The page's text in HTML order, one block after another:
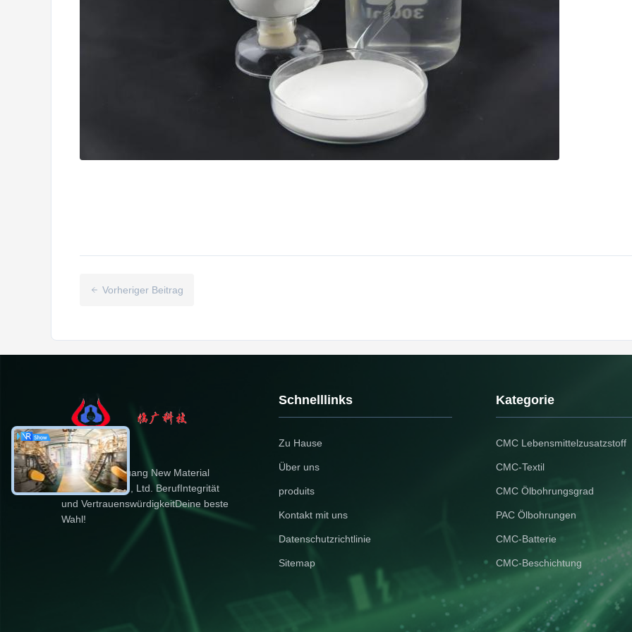
Vorheriger Beitrag
Dongying Linguang New Material
Technology Co., Ltd. BerufIntegrität
und VertrauenswürdigkeitDeine beste
Wahl!
Schnelllinks
Zu Hause
Über uns
produits
Kontakt mit uns
Datenschutzrichtlinie
Sitemap
Kategorie
CMC Lebensmittelzusatzstoff
CMC-Textil
CMC Ölbohrungsgrad
PAC Ölbohrungen
CMC-Batterie
CMC-Beschichtung